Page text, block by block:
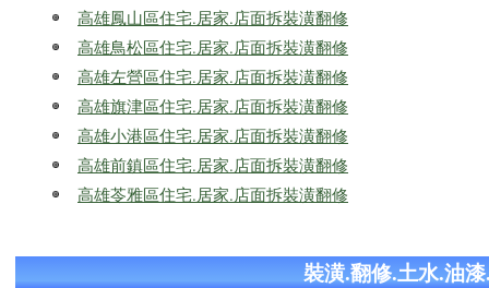
高雄鳳山區住宅.居家.店面拆裝潢翻修
高雄鳥松區住宅.居家.店面拆裝潢翻修
高雄左營區住宅.居家.店面拆裝潢翻修
高雄旗津區住宅.居家.店面拆裝潢翻修
高雄小港區住宅.居家.店面拆裝潢翻修
高雄前鎮區住宅.居家.店面拆裝潢翻修
高雄苓雅區住宅.居家.店面拆裝潢翻修
裝潢.翻修.土水.油